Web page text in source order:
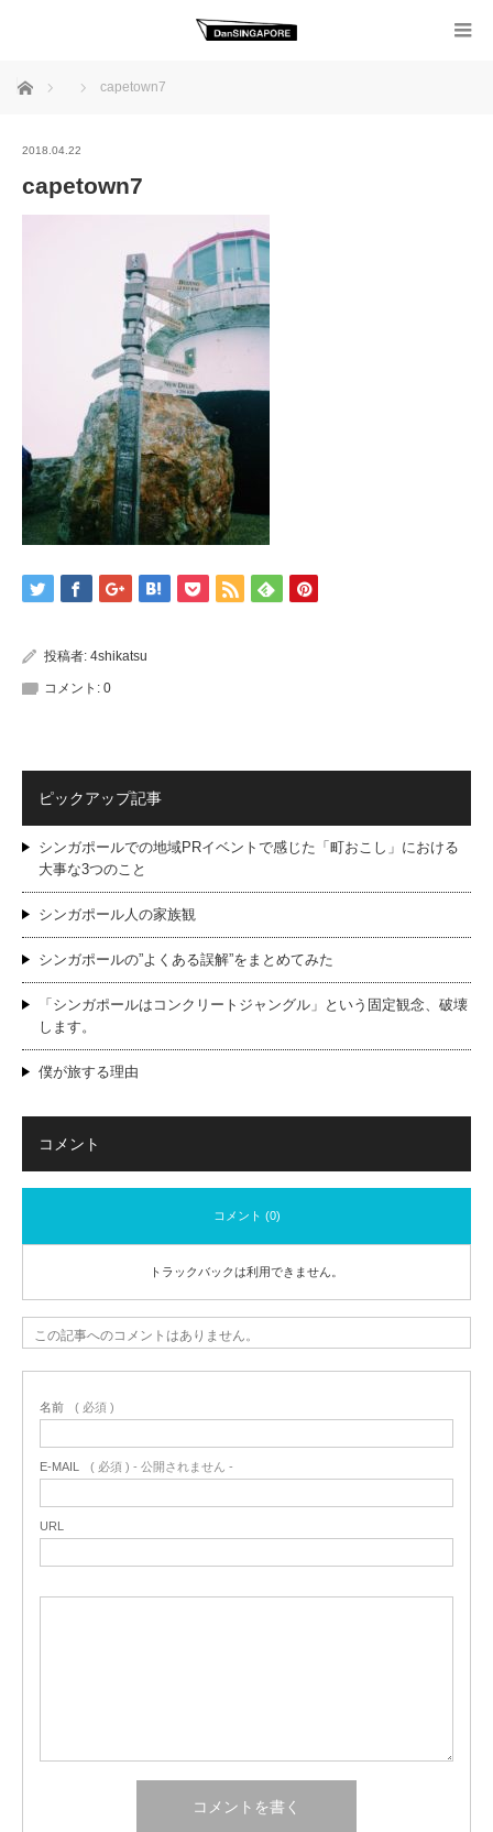
ホーム capetown7
2018.04.22
capetown7
投稿者: 4shikatsu
コメント: 0
ピックアップ記事
シンガポールでの地域PRイベントで感じた「町おこし」における
大事な3つのこと
シンガポール人の家族観
シンガポールの”よくある誤解”をまとめてみた
「シンガポールはコンクリートジャングル」という固定観念、破壊
します。
僕が旅する理由
コメント
コメント (0)
トラックバックは利用できません。
この記事へのコメントはありません。
名前 ( 必須 )
E-MAIL ( 必須 ) - 公開されません -
URL